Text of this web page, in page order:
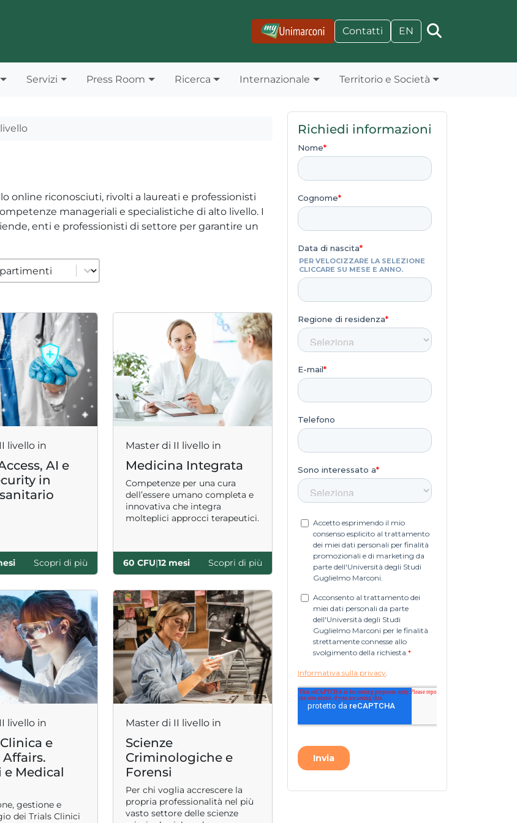
Contatti EN
Servizi Press Room Ricerca Internazionale Territorio e Società
online riconosciuti, rivolti a laureati e professionisti
manageriali e specialistiche di alto livello. I
enti e professionisti di settore per garantire un
livello in
AI e
in
Scopri di più
Master di II livello in
Medicina Integrata
Competenze per una cura
dell’essere umano completa e
innovativa che integra
molteplici approcci terapeutici.
60 CFU|12 mesi Scopri di più
livello in
e
e Medical
gestione e
dei Trials Clinici
Master di II livello in
Scienze
Criminologiche e
Forensi
Per chi voglia accrescere la
propria professionalità nel più
vasto settore delle scienze
Richiedi informazioni